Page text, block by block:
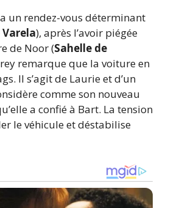
un rendez-vous déterminant
), après l’avoir piégée
de Noor (Sahelle de
remarque que la voiture en
Il s’agit de Laurie et d’un
comme son nouveau
a confié à Bart. La tension
le véhicule et déstabilise